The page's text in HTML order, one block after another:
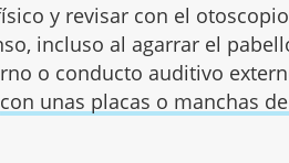
y revisar con el
incluso al agarrar el
o conducto auditivo
con unas placas o manchas